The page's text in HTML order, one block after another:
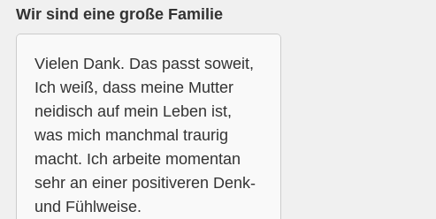
Wir sind eine große Familie
Vielen Dank. Das passt soweit,
Ich weiß, dass meine Mutter
neidisch auf mein Leben ist,
was mich manchmal traurig
macht. Ich arbeite momentan
sehr an einer positiveren Denk-
und Fühlweise.